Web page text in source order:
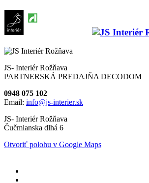
JS- Interiér Rožňava
PARTNERSKÁ PREDAJŇA DECODOM
0948 075 102
Email: info@js-interier.sk
JS- Interiér Rožňava
Čučmianska dlhá 6
Otvoriť polohu v Google Maps